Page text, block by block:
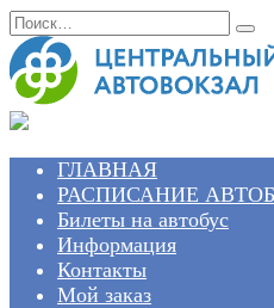
Перейти
к
содержанию
Search
for:
ГЛАВНАЯ
РАСПИСАНИЕ
Билеты на автобус
Информация
Контакты
Мой заказ